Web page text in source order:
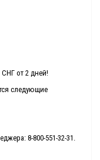
от 2 дней!
следующие
8-800-551-32-31.